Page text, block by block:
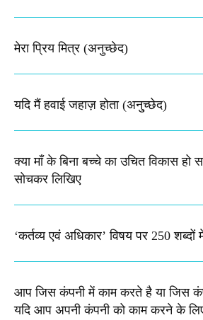
मेरा प्रिय मित्र (अनुच्छेद)
यदि मैं हवाई जहाज़ होता (अनु्च्छेद)
क्या माँ के बिना बच्चे का उचित विकास हो
सोचकर लिखिए
‘कर्तव्य एवं अधिकार’ विषय पर 250
आप जिस कंपनी में काम करते है या जिस
यदि आप अपनी कंपनी को काम करने के